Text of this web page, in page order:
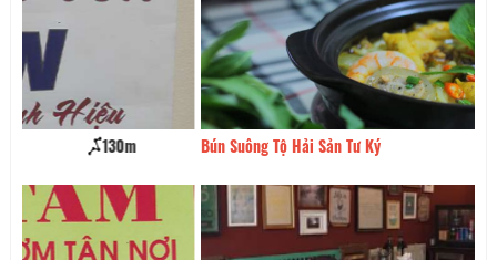
Bún Suông Tộ Hải Sản Tư Ký